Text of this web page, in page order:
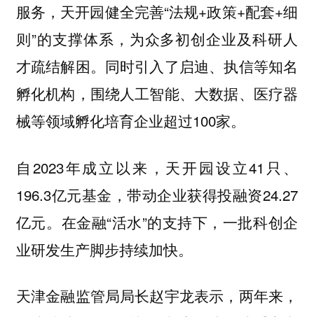
服务，天开园健全完善“法规+政策+配套+细
则”的支撑体系，为众多初创企业及科研人
才疏结解困。同时引入了启迪、执信等知名
孵化机构，围绕人工智能、大数据、医疗器
械等领域孵化培育企业超过100家。
自2023年成立以来，天开园设立41只、
196.3亿元基金，带动企业获得投融资24.27
亿元。在金融“活水”的支持下，一批科创企
业研发生产脚步持续加快。
天津金融监管局局长赵宇龙表示，两年来，